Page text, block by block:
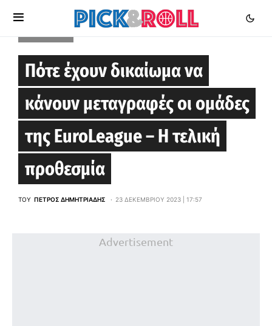
Πότε έχουν δικαίωμα να
κάνουν μεταγραφές οι ομάδες
της EuroLeague – Η τελική
προθεσμία
ΤΟΥ ΠΈΤΡΟΣ ΔΗΜΗΤΡΙΆΔΗΣ 23 ΔΕΚΕΜΒΡΊΟΥ 2023 | 17:57
Advertisement